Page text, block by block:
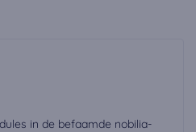
in de befaamde nobilia-